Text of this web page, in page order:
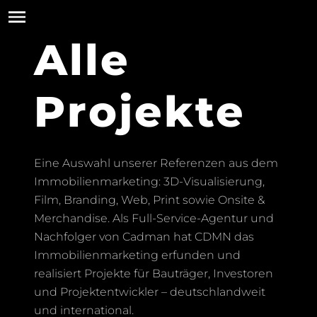
Alle
Projekte
Eine Auswahl unserer Referenzen aus dem
Immobilienmarketing: 3D-Visualisierung,
Film, Branding, Web, Print sowie Onsite &
Merchandise. Als Full-Service-Agentur und
Nachfolger von Cadman hat CDMN das
Immobilienmarketing erfunden und
realisiert Projekte für Bauträger, Investoren
und Projektentwickler – deutschlandweit
und international.